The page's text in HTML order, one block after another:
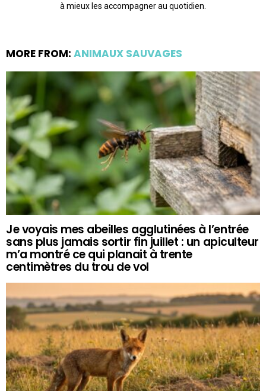
à mieux les accompagner au quotidien.
MORE FROM: ANIMAUX SAUVAGES
Je voyais mes abeilles agglutinées à l’entrée
sans plus jamais sortir fin juillet : un apiculteur
m’a montré ce qui planait à trente
centimètres du trou de vol